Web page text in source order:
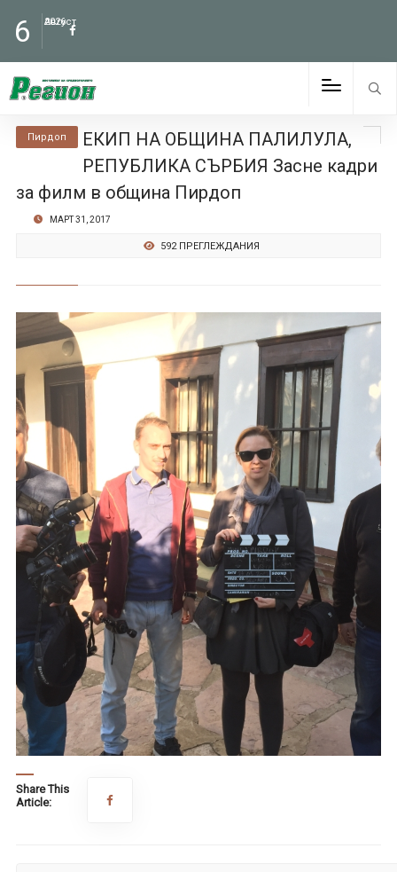
6 Август
2026
Пирдоп
ЕКИП НА ОБЩИНА ПАЛИЛУЛА,
РЕПУБЛИКА СЪРБИЯ Засне кадри
за филм в община Пирдоп
МАРТ 31, 2017
592 ПРЕГЛЕЖДАНИЯ
Share This
Article: